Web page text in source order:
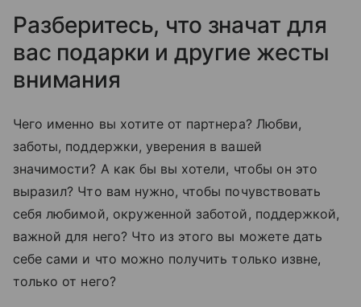
Разберитесь, что значат для
вас подарки и другие жесты
внимания
Чего именно вы хотите от партнeра? Любви,
заботы, поддержки, уверения в вашей
значимости? А как бы вы хотели, чтобы он это
выразил? Что вам нужно, чтобы почувствовать
себя любимой, окружeнной заботой, поддержкой,
важной для него? Что из этого вы можете дать
себе сами и что можно получить только извне,
только от него?